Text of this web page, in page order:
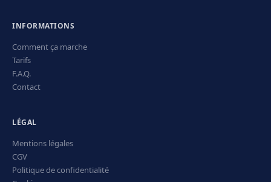
INFORMATIONS
Comment ça marche
Tarifs
F.A.Q.
Contact
LÉGAL
Mentions légales
CGV
Politique de confidentialité